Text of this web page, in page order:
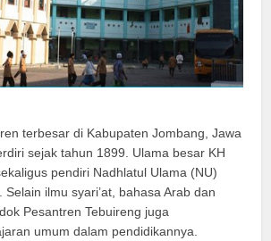
terbesar di Kabupaten Jombang, Jawa
sejak tahun 1899. Ulama besar KH
pendiri Nadhlatul Ulama (NU)
ilmu syari’at, bahasa Arab dan
Pesantren Tebuireng juga
umum dalam pendidikannya.